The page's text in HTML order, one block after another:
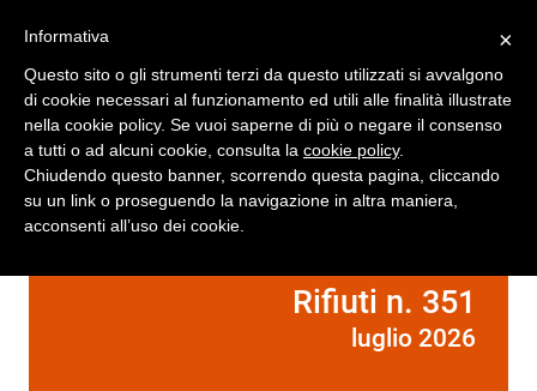
Accedi
Rifiuti n. 351
luglio 2026
×
Informativa
Questo sito o gli strumenti terzi da questo utilizzati si avvalgono
di cookie necessari al funzionamento ed utili alle finalità illustrate
nella cookie policy. Se vuoi saperne di più o negare il consenso
a tutti o ad alcuni cookie, consulta la cookie policy.
Chiudendo questo banner, scorrendo questa pagina, cliccando
su un link o proseguendo la navigazione in altra maniera,
acconsenti all’uso dei cookie.